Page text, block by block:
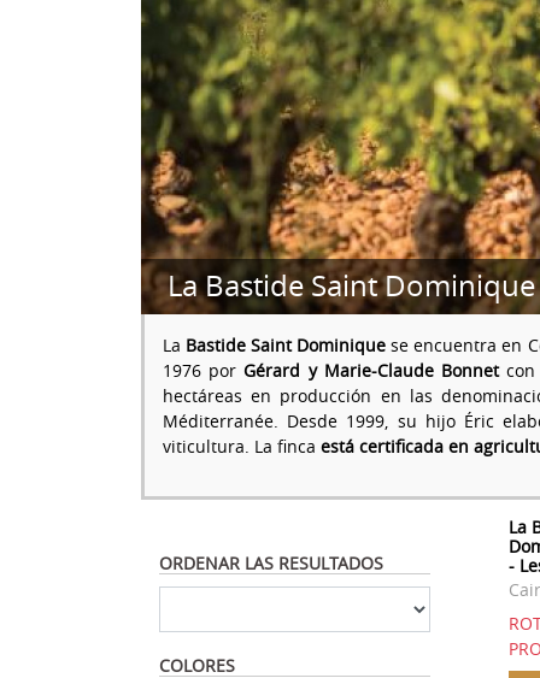
La Bastide Saint Dominique
La Bastide Saint Dominique se encuentra en
1976 porGérard y Marie-Claude Bonnetcon
hectáreas en producción en las
Méditerranée. Desde 1999, su hijo Éric
viticultura. La finca está certificada en
ORDENAR LAS RESULTADOS
COLORES
La
-